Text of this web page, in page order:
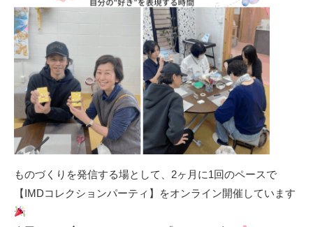
ものづくりを発信する場として、2ヶ月に1回のペースで
【IMDコレクションパーティ】をオンライン開催しています